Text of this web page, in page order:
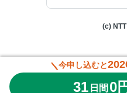
(c)
今申し込むと
31 日間 0